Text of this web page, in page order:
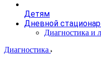
Детям
Дневной стационар
Диагностика и
Диагностика